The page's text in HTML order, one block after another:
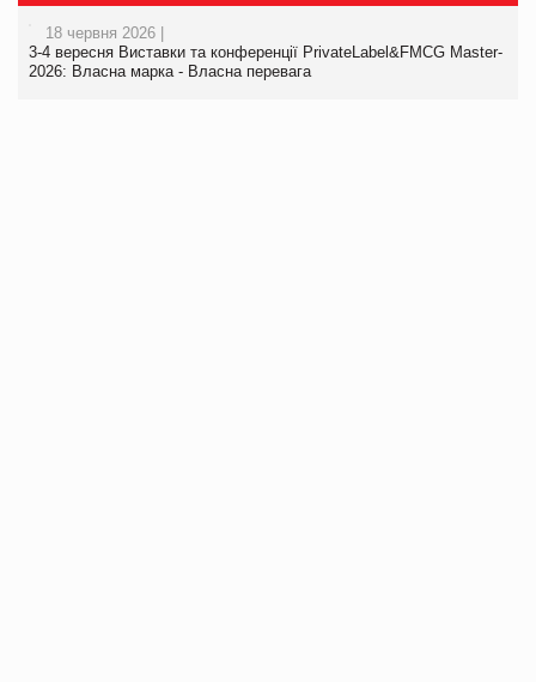
18 червня 2026 |
3-4 вересня Виставки та конференції PrivateLabel&FMCG Master-
2026: Власна марка - Власна перевага